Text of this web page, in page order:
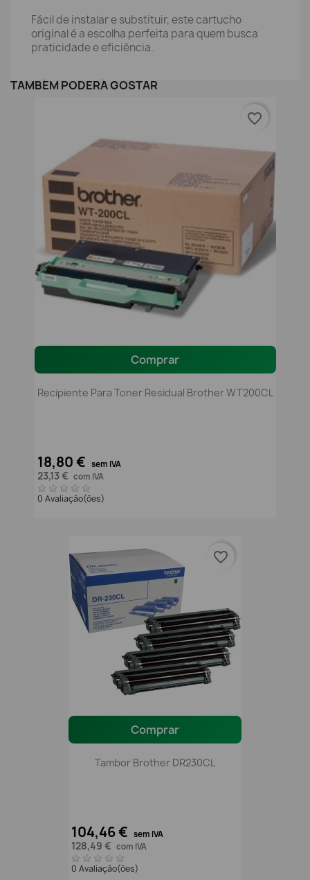
Fácil de instalar e substituir, este cartucho
original é a escolha perfeita para quem busca
praticidade e eficiência.
TAMBÉM PODERÁ GOSTAR
Comprar
Recipiente Para Toner Residual Brother WT200CL
18,80 € sem IVA
23,13 € com IVA
0 Avaliação(ões)
favorite_border
Comprar
Tambor Brother DR230CL
104,46 € sem IVA
128,49 € com IVA
0 Avaliação(ões)
favorite_border